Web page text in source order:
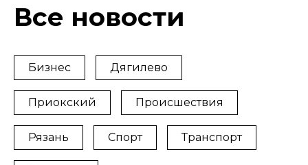
Все новости
Бизнес Дягилево
Приокский Происшествия
Рязань Спорт Транспорт